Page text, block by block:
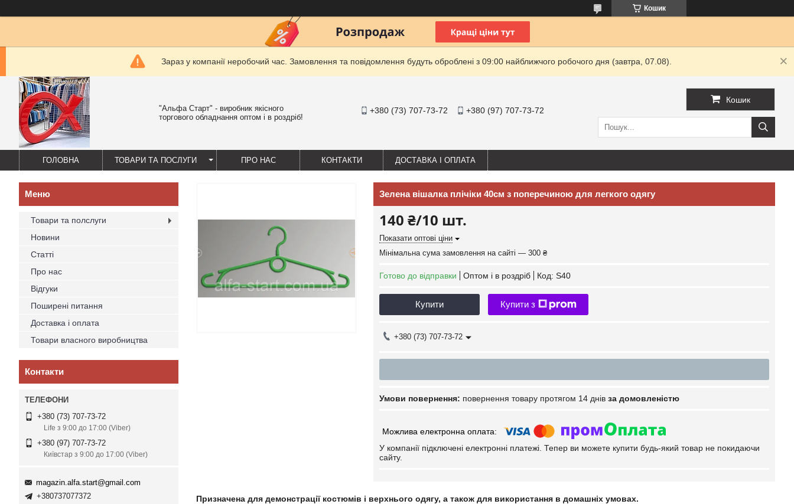
Кошик
Зараз у компанії неробочий час. Замовлення та повідомлення будуть оброблені з 09:00 найближчого робочого дня (завтра, 07.08).
"Альфа Старт" - виробник якісного
торгового обладнання оптом і в роздріб!
+380 (73) 707-73-72 +380 (97) 707-73-72
Кошик
ГОЛОВНА ТОВАРИ ТА ПОСЛУГИ ПРО НАС КОНТАКТИ ДОСТАВКА І ОПЛАТА
Зелена вішалка плічіки 40см з поперечиною для легкого одягу
140 ₴/10 шт.
Показати оптові ціни
Мінімальна сума замовлення на сайті — 300 ₴
Готово до відправки Оптом і в роздріб Код: S40
Купити Купити з
+380 (73) 707-73-72
повернення товару протягом 14 днів за домовленістю
У компанії підключені електронні платежі. Тепер ви можете купити будь-який товар не покидаючи
сайту.
Призначена для демонстрації костюмів і верхнього одягу, а також для використання в домашніх умовах.
Товари та полслуги
Новини
Статті
Про нас
Відгуки
Поширені питання
Доставка і оплата
Товари власного виробництва
Контакти
+380 (73) 707-73-72
Life з 9:00 до 17:00 (Viber)
+380 (97) 707-73-72
Київстар з 9:00 до 17:00 (Viber)
magazin.alfa.start@gmail.com
+380737077372